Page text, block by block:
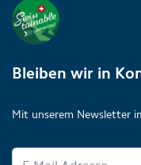
Bleiben wir in
Mit unserem Newsletter